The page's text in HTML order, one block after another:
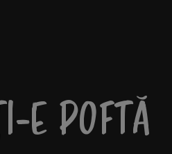
E POFTĂ